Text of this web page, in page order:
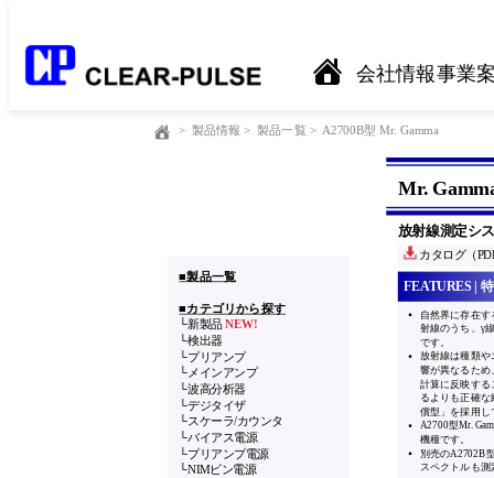
会社情報事業
> 製品情報 > 製品一覧 > A2700B型 Mr. Gamma
■製品一覧
■カテゴリから探す
└新製品NEW!
└検出器
└プリアンプ
└メインアンプ
└波高分析器
└デジタイザ
└スケーラ/カウンタ
└バイアス電源
└プリアンプ電源
└NIMビン電源
Mr.
放射線測定シ
カタログ（
FEATURES
自然界に存在す
射線のうち、γ
です。
放射線は種類や
響が異なるため
計算に反映する
るよりも正確
償型」を採用し
A2700型Mr.
機種です。
別売のA2702B
スペクトルも測